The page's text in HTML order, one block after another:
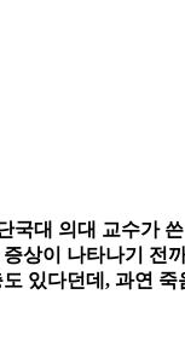
국대 의대 교수
상이 나타나기 전
있다던데, 과연